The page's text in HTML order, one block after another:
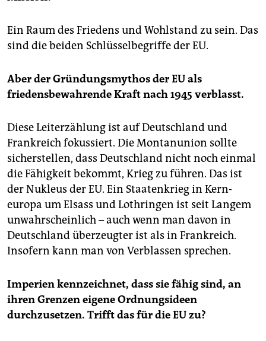
Ein Raum des Friedens und Wohlstand zu sein. Das
sind die beiden Schlüsselbegriffe der EU.
Aber der Gründungsmythos der EU als
friedensbewahrende Kraft nach 1945 verblasst.
Diese Leiterzählung ist auf Deutschland und
Frankreich fokussiert. Die Montanunion sollte
sicherstellen, dass Deutschland nicht noch einmal
die Fähigkeit bekommt, Krieg zu führen. Das ist
der Nukleus der EU. Ein Staatenkrieg in Kern­
europa um Elsass und Lothringen ist seit Langem
unwahrscheinlich – auch wenn man davon in
Deutschland überzeugter ist als in Frankreich.
Insofern kann man von Verblassen sprechen.
Imperien kennzeichnet, dass sie fähig sind, an
ihren Grenzen eigene Ordnungsideen
durchzusetzen. Trifft das für die EU zu?